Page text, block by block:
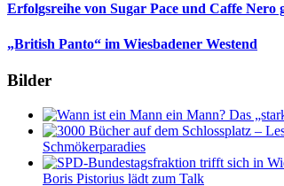
Erfolgsreihe von Sugar Pace und Caffe Nero
„British Panto“ im Wiesbadener Westend
Bilder
Schmökerparadies
Boris Pistorius lädt zum Talk